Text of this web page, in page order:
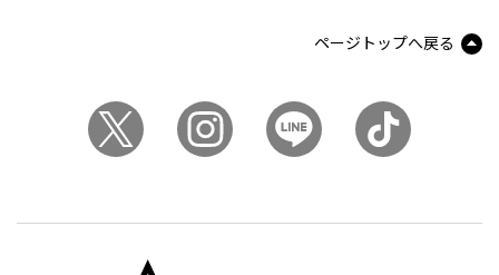
ページトップへ戻る